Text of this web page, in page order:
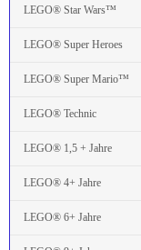
LEGO® Star Wars™
LEGO® Super Heroes
LEGO® Super Mario™
LEGO® Technic
LEGO® 1,5 + Jahre
LEGO® 4+ Jahre
LEGO® 6+ Jahre